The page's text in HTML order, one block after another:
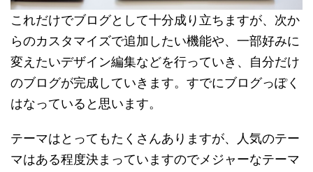
これだけでブログとして十分成り立ちますが、次か
らのカスタマイズで追加したい機能や、一部好みに
変えたいデザイン編集などを行っていき、自分だけ
のブログが完成していきます。すでにブログっぽく
はなっていると思います。
テーマはとってもたくさんありますが、人気のテー
マはある程度決まっていますのでメジャーなテーマ